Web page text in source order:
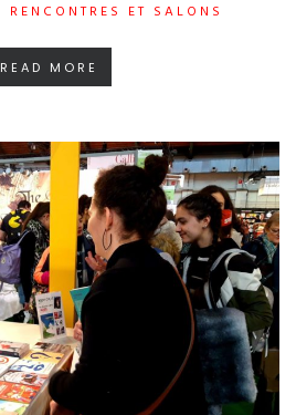
RENCONTRES ET SALONS
READ MORE